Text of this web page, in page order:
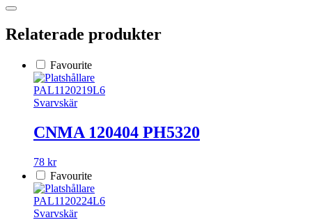
Relaterade produkter
Favourite
PAL1120219L6
Svarvskär
CNMA 120404 PH5320
78 kr
Favourite
PAL1120224L6
Svarvskär